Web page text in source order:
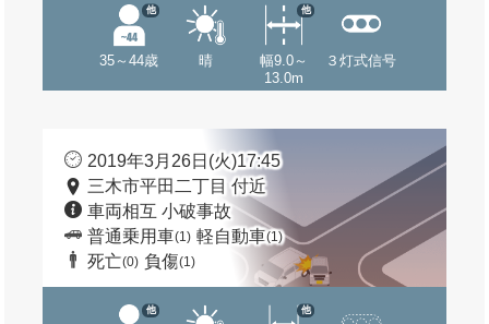
35～44歳
他
晴
幅9.0～
13.0m
他
３灯式信号
2019年3月26日(火)17:45
三木市平田二丁目 付近
車両相互 小破事故
普通乗用車(1) 軽自動車(1)
死亡(0) 負傷(1)
他 他